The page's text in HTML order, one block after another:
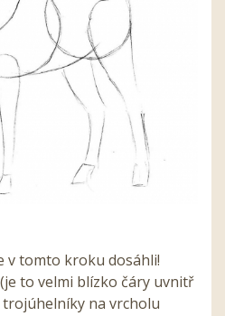
v tomto kroku dosáhli!
to velmi blízko čáry uvnitř
na vrcholu